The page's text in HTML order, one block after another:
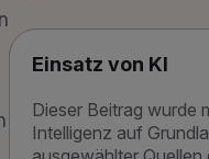
Einsatz von KI
Dieser Beitrag wurde
Intelligenz auf